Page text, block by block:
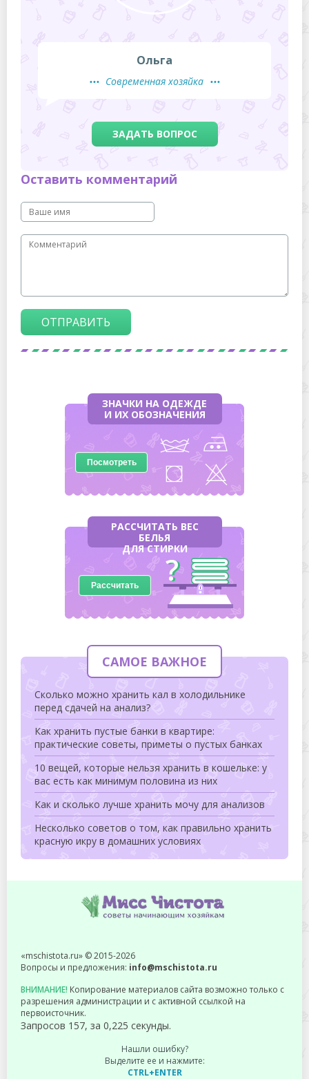
Ольга
Современная хозяйка
ЗАДАТЬ ВОПРОС
Оставить комментарий
ОТПРАВИТЬ
ЗНАЧКИ НА ОДЕЖДЕ
И ИХ ОБОЗНАЧЕНИЯ
Посмотреть
РАССЧИТАТЬ ВЕС
БЕЛЬЯ
ДЛЯ СТИРКИ
Рассчитать
САМОЕ ВАЖНОЕ
Сколько можно хранить кал в холодильнике
перед сдачей на анализ?
Как хранить пустые банки в квартире:
практические советы, приметы о пустых банках
10 вещей, которые нельзя хранить в кошельке: у
вас есть как минимум половина из них
Как и сколько лучше хранить мочу для анализов
Несколько советов о том, как правильно хранить
красную икру в домашних условиях
«mschistota.ru» © 2015-2026
Вопросы и предложения: info@mschistota.ru
ВНИМАНИЕ! Копирование материалов сайта возможно только с
разрешения администрации и с активной ссылкой на
первоисточник.
Запросов 157, за 0,225 секунды.
Нашли ошибку?
Выделите ее и нажмите:
CTRL+ENTER